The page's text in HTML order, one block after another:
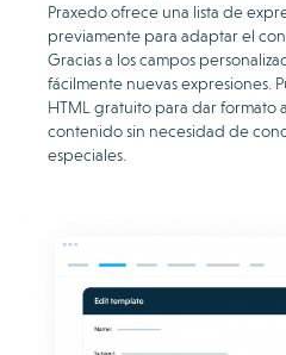
Praxedo ofrece una lista de
previamente para adaptar el
Gracias a los campos
fácilmente nuevas expresiones.
HTML gratuito para dar formato
contenido sin necesidad de
especiales.